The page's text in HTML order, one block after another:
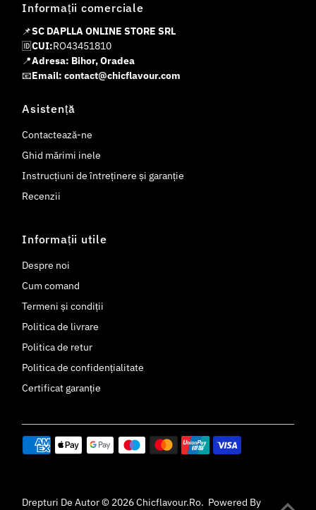
Informații comerciale
📌SC DAPLLA ONLINE STORE SRL
🆔CUI:RO43451810
📍Adresa: Bihor, Oradea
📧Email: contact@chicflavour.com
Asistență
Contactează-ne
Ghid mărimi inele
Instrucțiuni de întreținere și garanție
Recenzii
Informații utile
Despre noi
Cum comand
Termeni și condiții
Politica de livrare
Politica de retur
Politica de confidențialitate
Certificat garanție
Drepturi De Autor © 2026Chicflavour.ro. Powered By